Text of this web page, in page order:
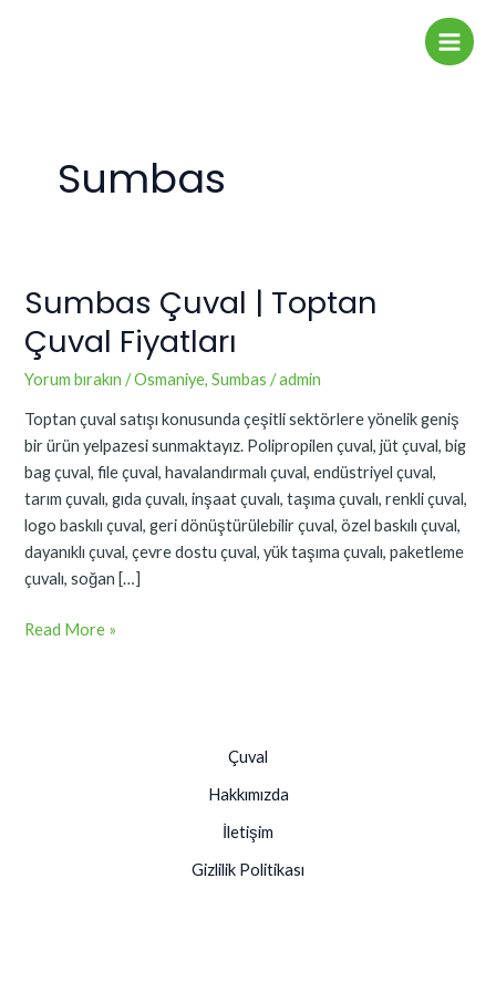
Main
Sumbas
Sumbas Çuval | Toptan
Çuval Fiyatları
Yorum bırakın /Osmaniye,Sumbas /admin
Toptan çuval satışı konusunda çeşitli sektörlere yönelik geniş
bir ürün yelpazesi sunmaktayız. Polipropilen çuval, jüt çuval, big
bag çuval, file çuval, havalandırmalı çuval, endüstriyel çuval,
tarım çuvalı, gıda çuvalı, inşaat çuvalı, taşıma çuvalı, renkli çuval,
logo baskılı çuval, geri dönüştürülebilir çuval, özel baskılı çuval,
dayanıklı çuval, çevre dostu çuval, yük taşıma çuvalı, paketleme
çuvalı, soğan […]
Sumbas
|
Toptan
Fiyatları
Read More »
Çuval
Hakkımızda
İletişim
Gizlilik Politikası